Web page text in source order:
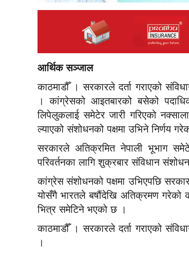
आर्थिक सञ्जाल
काठमाडौँ । सरकारले दर्ता गराएको
। कांग्रेसको आइतबारको बसेको
लिपेलुकलाई समेटेर जारी गरिएको
ल्याएको संशोधनको पक्षमा उभिने निर्णय
सरकारले अतिक्रमित नेपाली भूभाग
परिवर्तनका लागि शुक्रबार संविधान
कांग्रेस संशोधनको पक्षमा उभिएपछि
योसँगै भारतले बषौंदेखि अतिक्रमण गरेको
भित्र समेटिने भएको छ ।
काठमाडौँ । सरकारले दर्ता गराएको
।